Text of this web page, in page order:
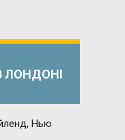
ЛОНДОНІ